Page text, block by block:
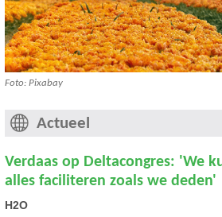
Foto: Pixabay
Actueel
Verdaas op Deltacongres: 'We
alles faciliteren zoals we deden'
H2O